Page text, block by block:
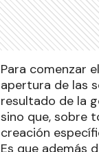
Para comenzar
apertura de las
resultado de la
sino que, sobre
creación
Es que además